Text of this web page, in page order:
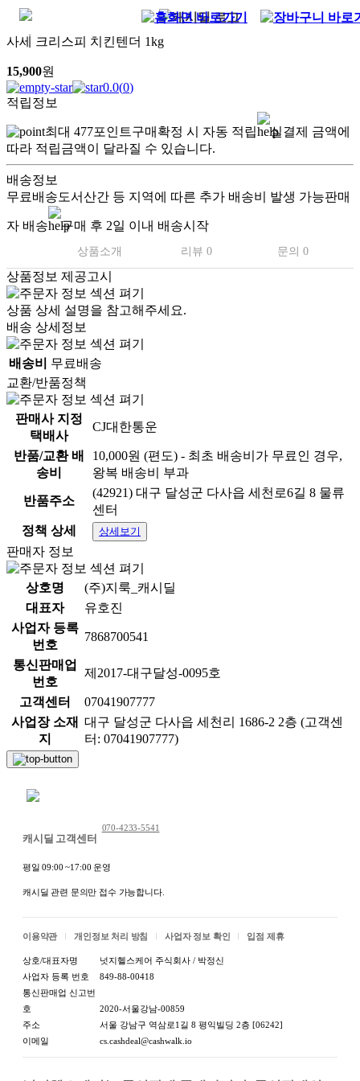
사세 크리스피 치킨텐더 1kg
15,900원
0.0(0)
적립정보
최대 477포인트구매확정 시 자동 적립
실결제 금액에
따라 적립금액이 달라질 수 있습니다.
배송정보
무료배송도서산간 등 지역에 따른 추가 배송비 발생 가능판매
자 배송 구매 후 2일 이내 배송시작
상품소개 리뷰 0 문의 0
상품정보 제공고시
상품 상세 설명을 참고해주세요.
배송 상세정보
배송비
무료배송
교환/반품정책
판매사 지정
택배사
CJ대한통운
반품/교환 배
송비
10,000원 (편도) - 최초 배송비가 무료인 경우,
왕복 배송비 부과
반품주소
(42921) 대구 달성군 다사읍 세천로6길 8 물류
센터
정책 상세
상세보기
판매자 정보
상호명
(주)지룩_캐시딜
대표자
유호진
사업자 등록
번호
7868700541
통신판매업
번호
제2017-대구달성-0095호
고객센터
07041907777
사업장 소재
지
대구 달성군 다사읍 세천리 1686-2 2층 (고객센
터: 07041907777)
캐시딜 고객센터
070-4233-5541
평일 09:00 ~17:00 운영
캐시딜 관련 문의만 접수 가능합니다.
이용약관 개인정보 처리 방침 사업자 정보 확인 입점 제휴
상호/대표자명
넛지헬스케어 주식회사 / 박정신
사업자 등록 번호
849-88-00418
통신판매업 신고번
호
2020-서울강남-00859
주소
서울 강남구 역삼로1길 8 평익빌딩 2층 [06242]
이메일
cs.cashdeal@cashwalk.io